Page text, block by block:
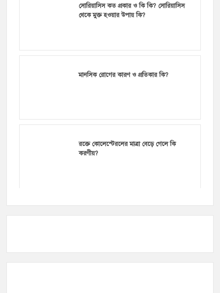
সোরিয়াসিস কত প্রকার ও কি কি? সোরিয়াসিস
থেকে মুক্ত হওয়ার উপায় কি?
মানসিক রোগের কারণ ও প্রতিকার কি?
রক্তে কোলেস্টেরলের মাত্রা বেড়ে গেলে কি
করণীয়?